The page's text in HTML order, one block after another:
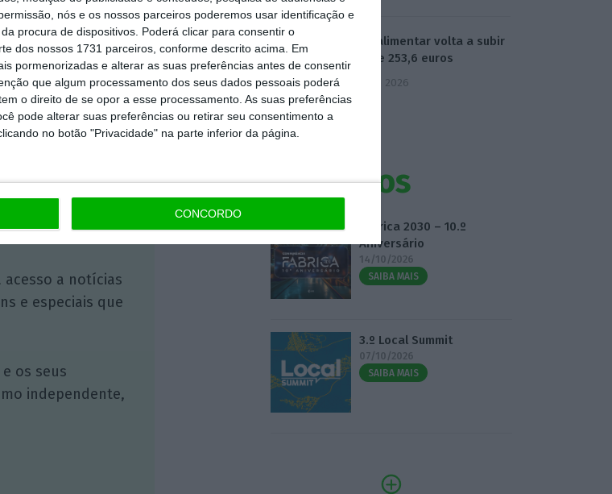
nós e os nossos parceiros poderemos usar identificação e
procura de dispositivos. Poderá clicar para consentir o
dos nossos 1731 parceiros, conforme descrito acima. Em
pormenorizadas e alterar as suas preferências antes de consentir
que algum processamento dos seus dados pessoais poderá
o direito de se opor a esse processamento. As suas preferências
pode alterar suas preferências ou retirar seu consentimento a
no botão "Privacidade" na parte inferior da página.
CONCORDO
https://eco.sapo.pt/2020/02/13/fc-barcelona-adere-ao-blockchain-tokens-vao-permitir-aos-fas-escolherem-a-musica-que-toca-nos-golos-de-messi/ Copiar
do que
acesso a notícias
e especiais que
os seus
independente,
Cabaz alimentar volta a subir
e atinge 253,6 euros
5 Agosto 2026
Eventos
Fábrica 2030 – 10.º
Aniversário
14/10/2026
SAIBA MAIS
3.º Local Summit
07/10/2026
SAIBA MAIS